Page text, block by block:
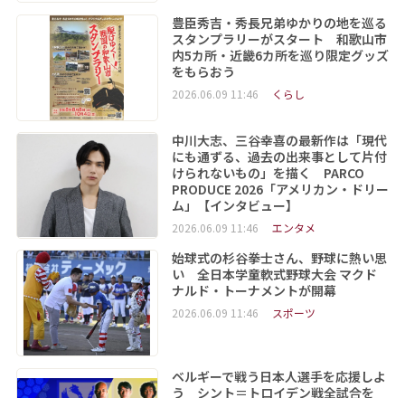
豊臣秀吉・秀長兄弟ゆかりの地を巡る
スタンプラリーがスタート 和歌山市
内5カ所・近畿6カ所を巡り限定グッズ
をもらおう
2026.06.09 11:46 くらし
中川大志、三谷幸喜の最新作は「現代
にも通ずる、過去の出来事として片付
けられないもの」を描く PARCO
PRODUCE 2026「アメリカン・ドリー
ム」【インタビュー】
2026.06.09 11:46 エンタメ
始球式の杉谷拳士さん、野球に熱い思
い 全日本学童軟式野球大会 マクド
ナルド・トーナメントが開幕
2026.06.09 11:46 スポーツ
ベルギーで戦う日本人選手を応援しよ
う シント＝トロイデン戦全試合を